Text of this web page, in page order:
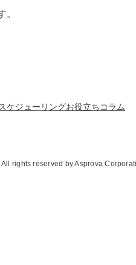
。
ケジューリングお役立ちコラム
All rights reserved by Asprova